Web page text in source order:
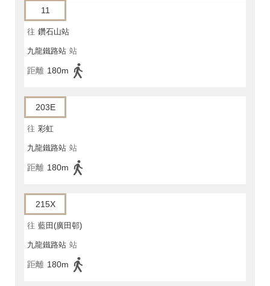
11
往 鑽石山站
九龍鐵路站 站
距離 180m
203E
往 彩虹
九龍鐵路站 站
距離 180m
215X
往 藍田(廣田邨)
九龍鐵路站 站
距離 180m